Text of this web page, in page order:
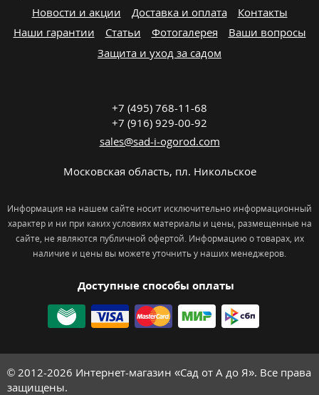
Новости и акции
Доставка и оплата
Контакты
Наши гарантии
Статьи Фотогалерея
Ваши вопросы
Защита и уход за садом
Доступные способы оплаты
+7 (495) 768-11-68
+7 (916) 929-00-92
sales@sad-i-ogorod.com
Московская область, пл. Никольcкое
Информация на нашем сайте носит исключительно информационный
характер и ни при каких условиях материалы и цены, размещенные на
сайте, не являются публичной офертой. Информацию о товарах, их
наличие и цены вы можете уточнить у наших менеджеров.
© 2012-2026 Интернет-магазин «Сад от А до Я». Все права
защищены.